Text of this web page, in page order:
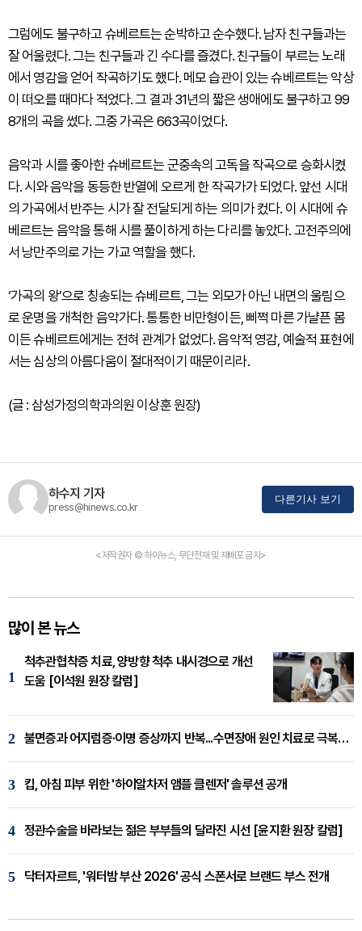
그럼에도 불구하고 슈베르트는 순박하고 순수했다. 남자 친구들과는
잘 어울렸다. 그는 친구들과 긴 수다를 즐겼다. 친구들이 부르는 노래
에서 영감을 얻어 작곡하기도 했다. 메모 습관이 있는 슈베르트는 악상
이 떠오를 때마다 적었다. 그 결과 31년의 짧은 생애에도 불구하고 99
8개의 곡을 썼다. 그중 가곡은 663곡이었다.
음악과 시를 좋아한 슈베르트는 군중속의 고독을 작곡으로 승화시켰
다. 시와 음악을 동등한 반열에 오르게 한 작곡가가 되었다. 앞선 시대
의 가곡에서 반주는 시가 잘 전달되게 하는 의미가 컸다. 이 시대에 슈
베르트는 음악을 통해 시를 풀이하게 하는 다리를 놓았다. 고전주의에
서 낭만주의로 가는 가교 역할을 했다.
‘가곡의 왕’으로 칭송되는 슈베르트, 그는 외모가 아닌 내면의 울림으
로 운명을 개척한 음악가다. 통통한 비만형이든, 삐쩍 마른 가냘픈 몸
이든 슈베르트에게는 전혀 관계가 없었다. 음악적 영감, 예술적 표현에
서는 심상의 아름다움이 절대적이기 때문이리라.
(글 : 삼성가정의학과의원 이상훈 원장)
하수지 기자
press@hinews.co.kr
다른기사 보기
<저작권자 © 하이뉴스, 무단전재 및 재배포 금지>
많이 본 뉴스
1
척추관협착증 치료, 양방향 척추 내시경으로 개선
도움 [이석원 원장 칼럼]
2 불면증과 어지럼증·이명 증상까지 반복...수면장애 원인 치료로 극복해야
3 킵, 아침 피부 위한 '하이알차저 앰플 클렌저' 솔루션 공개
4 정관수술을 바라보는 젊은 부부들의 달라진 시선 [윤지환 원장 칼럼]
5 닥터자르트, '워터밤 부산 2026' 공식 스폰서로 브랜드 부스 전개